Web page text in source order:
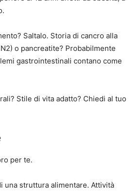
Saltalo. Storia di cancro alla
o pancreatite? Probabilmente
gastrointestinali contano come
Stile di vita adatto? Chiedi al tuo
per te.
una struttura alimentare. Attività